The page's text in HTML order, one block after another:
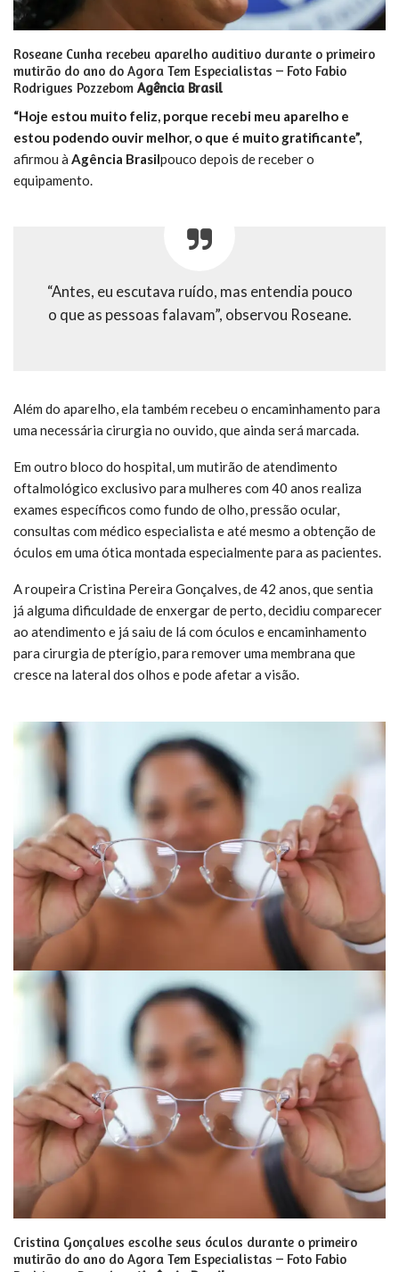
Roseane Cunha recebeu aparelho auditivo durante o primeiro
mutirão do ano do Agora Tem Especialistas – Foto Fabio
Rodrigues Pozzebom Agência Brasil
“Hoje estou muito feliz, porque recebi meu aparelho e
estou podendo ouvir melhor, o que é muito gratificante”,
afirmou à Agência Brasilpouco depois de receber o
equipamento.
“Antes, eu escutava ruído, mas entendia pouco
o que as pessoas falavam”, observou Roseane.
Além do aparelho, ela também recebeu o encaminhamento para
uma necessária cirurgia no ouvido, que ainda será marcada.
Em outro bloco do hospital, um mutirão de atendimento
oftalmológico exclusivo para mulheres com 40 anos realiza
exames específicos como fundo de olho, pressão ocular,
consultas com médico especialista e até mesmo a obtenção de
óculos em uma ótica montada especialmente para as pacientes.
A roupeira Cristina Pereira Gonçalves, de 42 anos, que sentia
já alguma dificuldade de enxergar de perto, decidiu comparecer
ao atendimento e já saiu de lá com óculos e encaminhamento
para cirurgia de pterígio, para remover uma membrana que
cresce na lateral dos olhos e pode afetar a visão.
Cristina Gonçalves escolhe seus óculos durante o primeiro
mutirão do ano do Agora Tem Especialistas – Foto Fabio